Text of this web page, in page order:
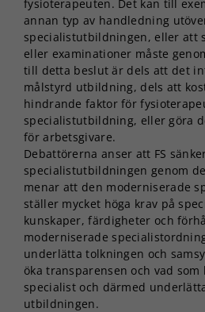
fysioterapeuten. Det kan till
annan typ av handledning
specialistutbildningen, eller att
eller examinationer måste
till detta beslut är dels att det
målstyrd utbildning, dels att
hindrande faktor för
specialistutbildning, eller göra
för arbetsgivare.
Debattörerna anser att FS
specialistutbildningen genom
menar att den moderniserade
ställer mycket höga krav på
kunskaper, färdigheter och
moderniserade
underlätta tolkningen och
öka transparensen och vad
specialist och därmed
utbildningen.